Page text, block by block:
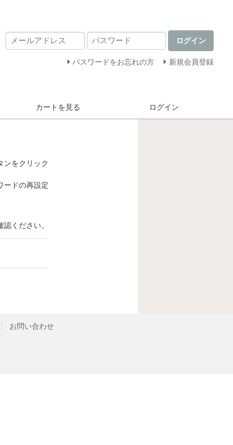
ログイン
パスワードをお忘れの方 新規会員登録
カートを見る ログイン
ンをクリック
ードの再設定
ください。
お問い合わせ